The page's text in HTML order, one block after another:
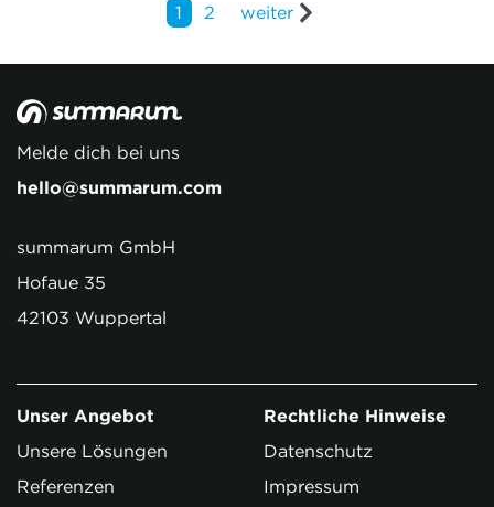
1 2 weiter
Melde dich bei uns
hello@summarum.com
summarum GmbH
Hofaue 35
42103 Wuppertal
Unser Angebot
Unsere Lösungen
Referenzen
Rechtliche Hinweise
Datenschutz
Impressum